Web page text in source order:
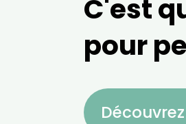
C'est
pour